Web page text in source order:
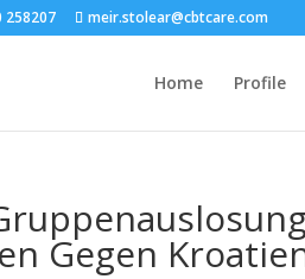
258207 meir.stolear@cbtcare.com
Home Profile
Gegen